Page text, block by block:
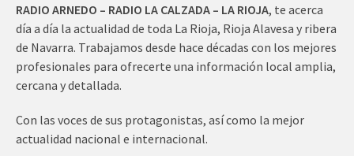
RADIO ARNEDO – RADIO LA CALZADA – LA RIOJA, te acerca
día a día la actualidad de toda La Rioja, Rioja Alavesa y ribera
de Navarra. Trabajamos desde hace décadas con los mejores
profesionales para ofrecerte una información local amplia,
cercana y detallada.
Con las voces de sus protagonistas, así como la mejor
actualidad nacional e internacional.